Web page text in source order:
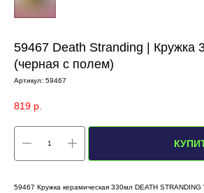
59467 Death Stranding | Кружка
(черная с полем)
Артикул: 59467
819 р.
59467 Кружка керамическая 330мл DEATH